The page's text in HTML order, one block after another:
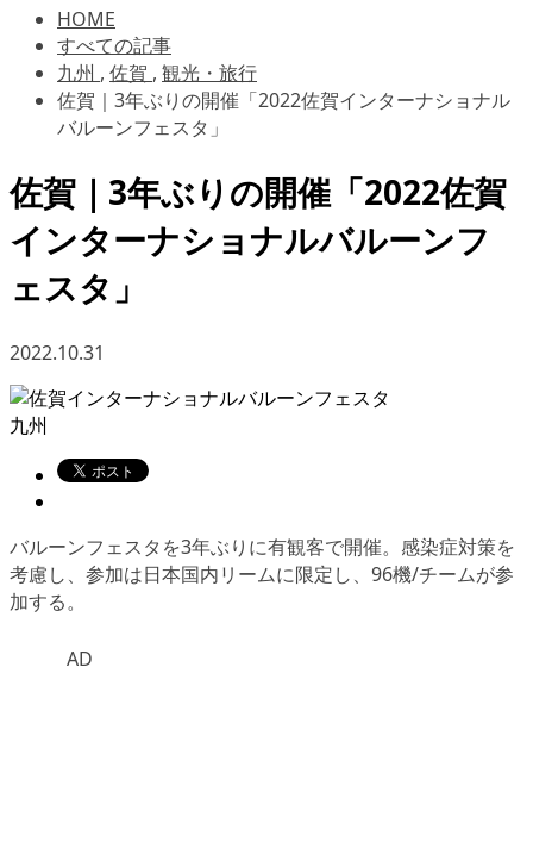
HOME
すべての記事
九州 , 佐賀 , 観光・旅行
佐賀｜3年ぶりの開催「2022佐賀インターナショナル
バルーンフェスタ」
佐賀｜3年ぶりの開催「2022佐賀
インターナショナルバルーンフ
ェスタ」
2022.10.31
九州
バルーンフェスタを3年ぶりに有観客で開催。感染症対策を
考慮し、参加は日本国内リームに限定し、96機/チームが参
加する。
AD